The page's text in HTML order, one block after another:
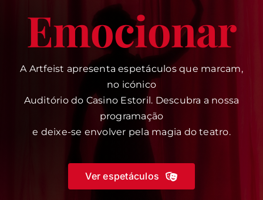
Emocionar
A Artfeist apresenta espetáculos que marcam,
no icónico
Auditório do Casino Estoril. Descubra a nossa
programação
e deixe-se envolver pela magia do teatro.
Ver espetáculos